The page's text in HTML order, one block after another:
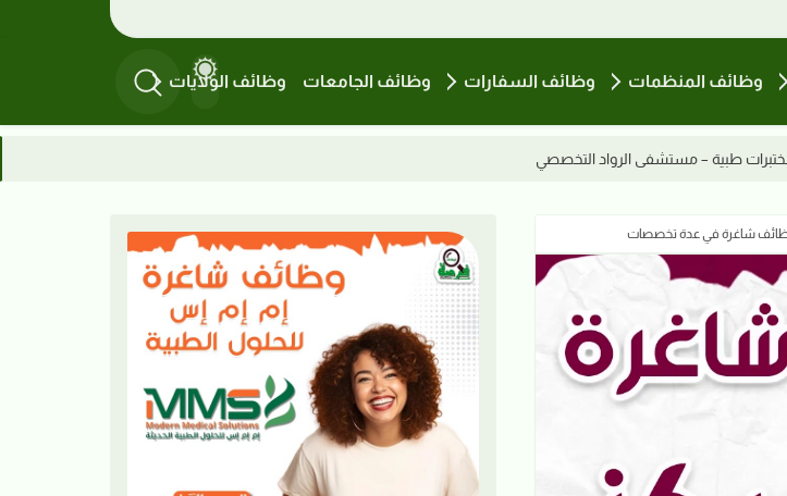
وظائف المنظمات وظائف السفارات وظائف الجامعات وظائف الولايات